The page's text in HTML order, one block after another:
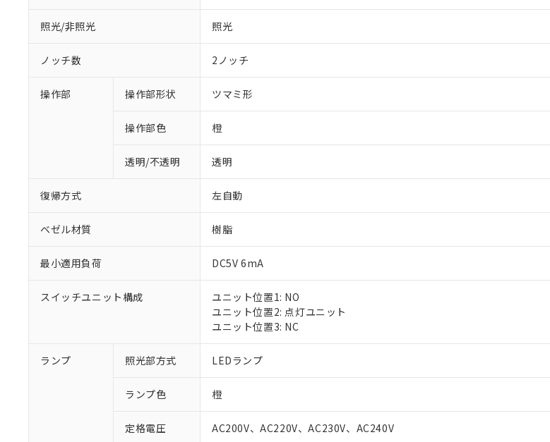
照光/非照光 照光
ノッチ数 2ノッチ
操作部 操作部形状 ツマミ形
操作部色 橙
透明/不透明 透明
復帰方式 左自動
ベゼル材質 樹脂
最小適用負荷 DC5V 6mA
スイッチユニット構成
ユニット位置1: NO
ユニット位置2: 点灯ユニット
ユニット位置3: NC
ランプ 照光部方式 LEDランプ
ランプ色 橙
定格電圧 AC200V、AC220V、AC230V、AC240V